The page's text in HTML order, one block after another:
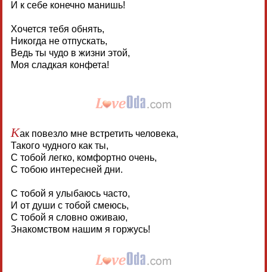
И к себе конечно манишь!
Хочется тебя обнять,
Никогда не отпускать,
Ведь ты чудо в жизни этой,
Моя сладкая конфета!
Как повезло мне встретить человека,
Такого чудного как ты,
С тобой легко, комфортно очень,
С тобою интересней дни.
С тобой я улыбаюсь часто,
И от души с тобой смеюсь,
С тобой я словно оживаю,
Знакомством нашим я горжусь!